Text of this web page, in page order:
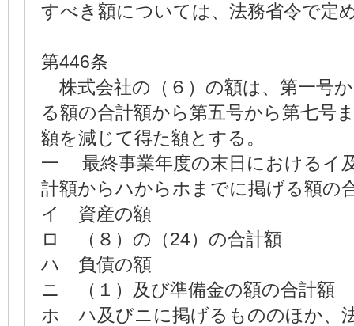
すべき額については、法務省令で定
第446条
株式会社の（６）の額は、第一号
る額の合計額から第五号から第七号
額を減じて得た額とする。
一 最終事業年度の末日におけるイ
計額からハからホまでに掲げる額の
イ 資産の額
ロ （８）の（24）の合計額
ハ 負債の額
ニ （１）及び準備金の額の合計額
ホ ハ及びニに掲げるもののほか、